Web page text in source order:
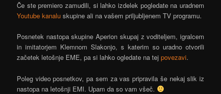
Če ste premiero zamudili, si lahko izdelek pogledate na uradnem
Youtube kanalu skupine ali na vašem priljubljenem TV programu.
Posnetek nastopa skupine Aperion skupaj z voditeljem, igralcem
in imitatorjem Klemnom Slakonjo, s katerim so uradno otvorili
začetek letošnje EME, pa si lahko ogledate na tejpovezavi.
Poleg video posnetkov, pa sem za vas pripravila še nekaj slik iz
nastopa na letošnji EMI. Upam da so vam všeč.